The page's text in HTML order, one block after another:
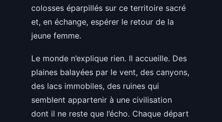
colosses éparpillés sur ce territoire sacré
et, en échange, espérer le retour de la
jeune femme.
Le monde n’explique rien. Il accueille. Des
plaines balayées par le vent, des canyons,
des lacs immobiles, des ruines qui
semblent appartenir à une civilisation
dont il ne reste que l’écho. Chaque départ